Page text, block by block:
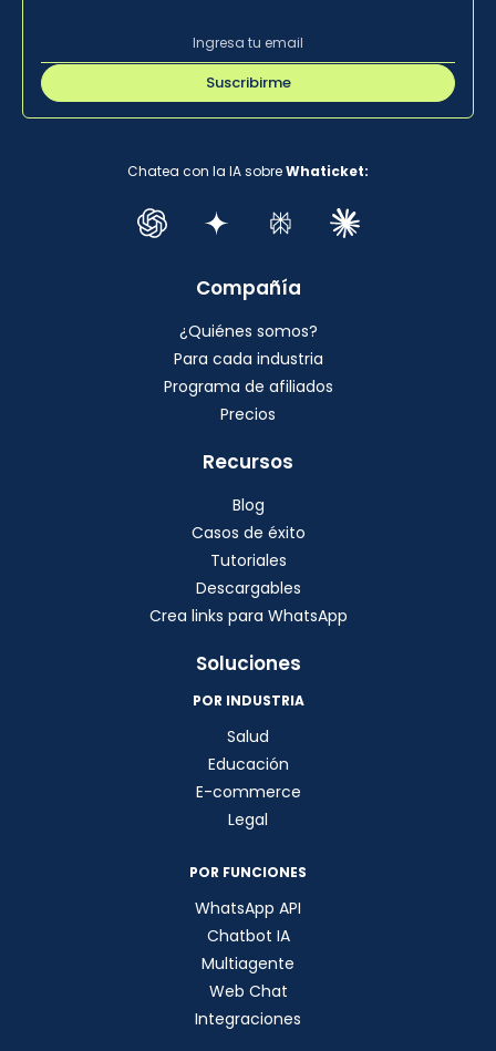
Suscribirme
Chatea con la IA sobreWhaticket:
Compañía
¿Quiénes somos?
Para cada industria
Programa de afiliados
Precios
Recursos
Blog
Casos de éxito
Tutoriales
Descargables
Crea links para WhatsApp
Soluciones
POR INDUSTRIA
Salud
Educación
E-commerce
Legal
POR FUNCIONES
WhatsApp API
Chatbot IA
Multiagente
Web Chat
Integraciones